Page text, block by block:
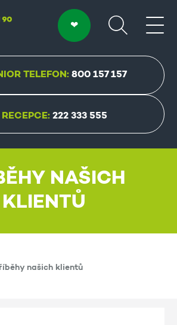
TELEFON:800 157 157
RECEPCE:222 333 555
NAŠICH
KLIENTŮ
našich klientů